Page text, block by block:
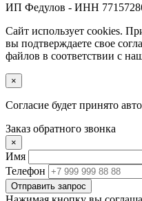
ИП Федулов - ИНН
Сайт использует cookies.
вы подтверждаете свое
файлов в соответствии с
×
Согласие будет принято
Заказ обратного звонка
×
Имя
Телефон
Отправить запрос